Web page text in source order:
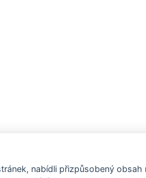
nabídli přizpůsobený obsah